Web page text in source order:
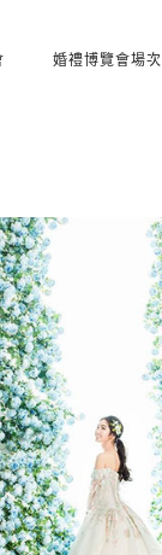
婚禮博覽會場次